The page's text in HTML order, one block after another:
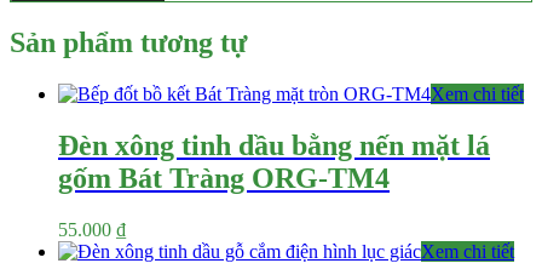
Sản phẩm tương tự
Xem chi tiết
Đèn xông tinh dầu bằng nến mặt lá
gốm Bát Tràng ORG-TM4
55.000 ₫
Xem chi tiết